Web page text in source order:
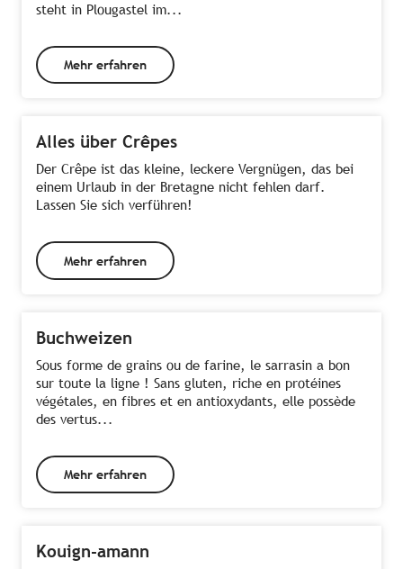
steht in Plougastel im...
Mehr erfahren
Alles über Crêpes
Der Crêpe ist das kleine, leckere Vergnügen, das bei
einem Urlaub in der Bretagne nicht fehlen darf.
Lassen Sie sich verführen!
Mehr erfahren
Buchweizen
Sous forme de grains ou de farine, le sarrasin a bon
sur toute la ligne ! Sans gluten, riche en protéines
végétales, en fibres et en antioxydants, elle possède
des vertus...
Mehr erfahren
Kouign-amann